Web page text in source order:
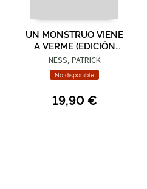
UN MONSTRUO VIENE
A VERME (EDICIÓN
ESPECIAL)
NESS, PATRICK
No disponible
19,90 €